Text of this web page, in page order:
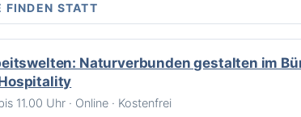
FINDEN STATT
Naturverbunden gestalten im
11.00 Uhr · Online · Kostenfrei